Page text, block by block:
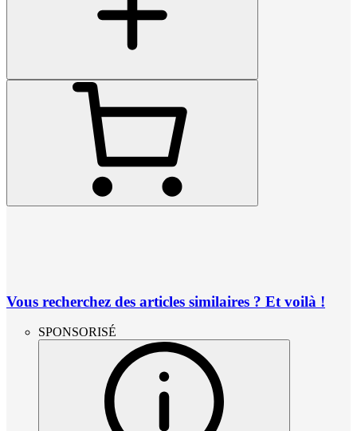
Vous recherchez des articles similaires ? Et voilà !
SPONSORISÉ